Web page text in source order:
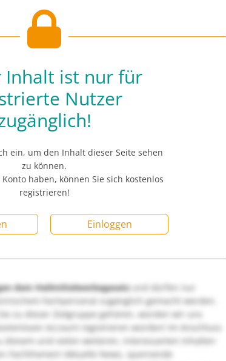
Inhalt ist nur für
Nutzer
ein, um den Inhalt dieser Seite sehen
zu können.
Konto haben, können Sie sich kostenlos
registrieren!
Einloggen
dem Heilmittelwerbegesetzund dürfen nur
Fachpersonal zugänglich gemacht werden.
zu dieser Zielgruppe gehören, würden wir uns
Account registrieren würden! Im Anschluss
diesem und vielen weiteren, interessanten Inhalten
Fachthemen! Aktuelle News, spannende